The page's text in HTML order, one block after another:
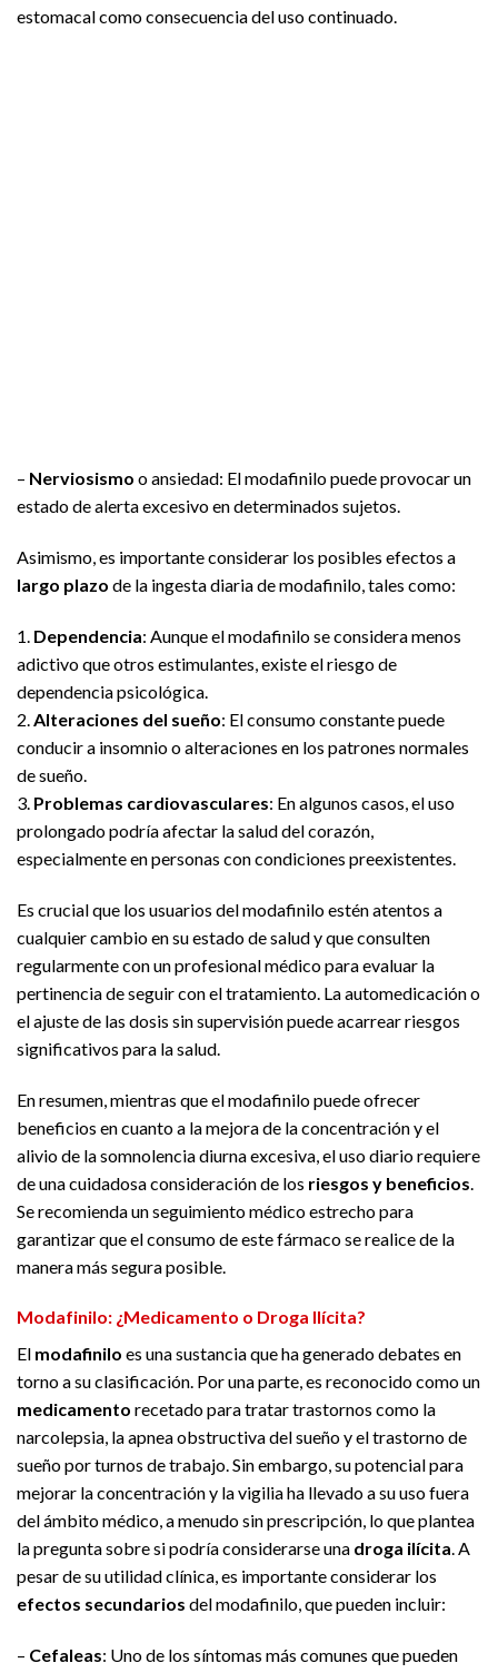
estomacal como consecuencia del uso continuado.
– Nerviosismo o ansiedad: El modafinilo puede provocar un
estado de alerta excesivo en determinados sujetos.
Asimismo, es importante considerar los posibles efectos a
largo plazo de la ingesta diaria de modafinilo, tales como:
1. Dependencia: Aunque el modafinilo se considera menos
adictivo que otros estimulantes, existe el riesgo de
dependencia psicológica.
2.Alteraciones del sueño: El consumo constante puede
conducir a insomnio o alteraciones en los patrones normales
de sueño.
3. Problemas cardiovasculares: En algunos casos, el uso
prolongado podría afectar la salud del corazón,
especialmente en personas con condiciones preexistentes.
Es crucial que los usuarios del modafinilo estén atentos a
cualquier cambio en su estado de salud y que consulten
regularmente con un profesional médico para evaluar la
pertinencia de seguir con el tratamiento. La automedicación o
el ajuste de las dosis sin supervisión puede acarrear riesgos
significativos para la salud.
En resumen, mientras que el modafinilo puede ofrecer
beneficios en cuanto a la mejora de la concentración y el
alivio de la somnolencia diurna excesiva, el uso diario requiere
de una cuidadosa consideración de los riesgos y beneficios
Se recomienda un seguimiento médico estrecho para
garantizar que el consumo de este fármaco se realice de la
manera más segura posible.
Modafinilo: ¿Medicamento o Droga Ilícita?
El modafinilo es una sustancia que ha generado debates en
torno a su clasificación. Por una parte, es reconocido como un
medicamento recetado para tratar trastornos como la
narcolepsia, la apnea obstructiva del sueño y el trastorno de
sueño por turnos de trabajo. Sin embargo, su potencial para
mejorar la concentración y la vigilia ha llevado a su uso fuera
del ámbito médico, a menudo sin prescripción, lo que plantea
la pregunta sobre si podría considerarse una droga ilícita. A
pesar de su utilidad clínica, es importante considerar los
efectos secundarios del modafinilo, que pueden incluir:
– Cefaleas: Uno de los síntomas más comunes que pueden